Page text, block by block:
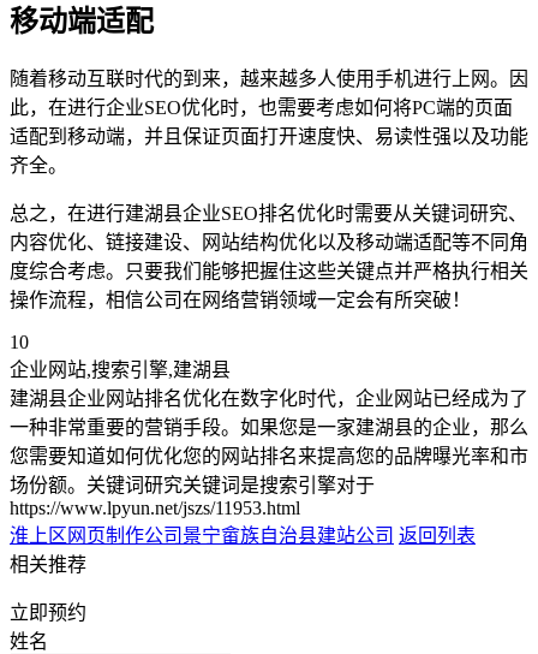
移动端适配
随着移动互联时代的到来，越来越多人使用手机进行上网。因
此，在进行企业SEO优化时，也需要考虑如何将PC端的页面
适配到移动端，并且保证页面打开速度快、易读性强以及功能
齐全。
总之，在进行建湖县企业SEO排名优化时需要从关键词研究、
内容优化、链接建设、网站结构优化以及移动端适配等不同角
度综合考虑。只要我们能够把握住这些关键点并严格执行相关
操作流程，相信公司在网络营销领域一定会有所突破！
10
企业网站,搜索引擎,建湖县
建湖县企业网站排名优化在数字化时代，企业网站已经成为了
一种非常重要的营销手段。如果您是一家建湖县的企业，那么
您需要知道如何优化您的网站排名来提高您的品牌曝光率和市
场份额。关键词研究关键词是搜索引擎对于
https://www.lpyun.net/jszs/11953.html
淮上区网页制作公司景宁畲族自治县建站公司 返回列表
相关推荐
立即预约
姓名